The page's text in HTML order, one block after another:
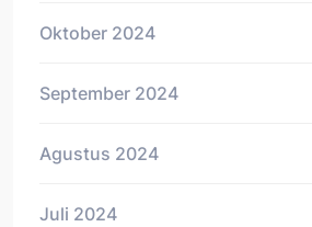
Oktober 2024
September 2024
Agustus 2024
Juli 2024